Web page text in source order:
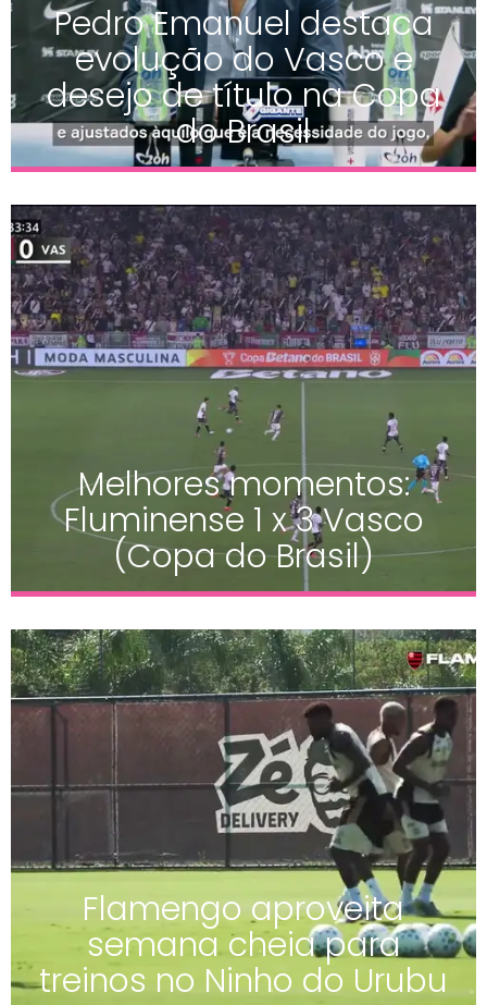
Pedro Emanuel destaca
evolução do Vasco e
desejo de título na Copa
do Brasil
Melhores momentos:
Fluminense 1 x 3 Vasco
(Copa do Brasil)
Flamengo aproveita
semana cheia para
treinos no Ninho do Urubu